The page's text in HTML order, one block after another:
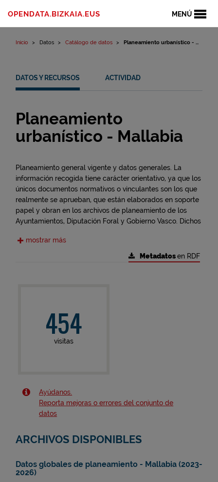
MENÚ
OPENDATA.BIZKAIA.EUS
Inicio Datos Catálogo de datos Planeamiento urbanístico - ...
DATOS Y RECURSOS ACTIVIDAD
Planeamiento
urbanístico - Mallabia
Planeamiento general vigente y datos generales. La
información recogida tiene carácter orientativo, ya que los
únicos documentos normativos o vinculantes son los que
realmente se aprueban, que están elaborados en soporte
papel y obran en los archivos de planeamiento de los
Ayuntamientos, Diputación Foral y Gobierno Vasco. Dichos
ellos, por lo que no se obtiene de la simple adición de los
planeamientos municipales una información urbanística
continua y coherente del territorio de Bizkaia, siendo
mostrar más
Metadatosen RDF
454
visitas
Ayúdanos.
Reporta mejoras o errores del conjunto de
datos
ARCHIVOS DISPONIBLES
Datos globales de planeamiento - Mallabia (2023-
2026)